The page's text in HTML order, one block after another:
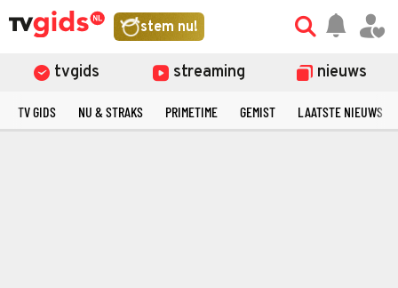
stem nu!
tvgids streaming nieuws
TV GIDS NU & STRAKS PRIMETIME GEMIST LAATSTE NIEUWS